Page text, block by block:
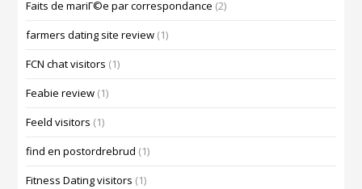
Faits de mariГ©e par correspondance (2)
farmers dating site review (1)
FCN chat visitors (1)
Feabie review (1)
Feeld visitors (1)
find en postordrebrud (1)
Fitness Dating visitors (1)